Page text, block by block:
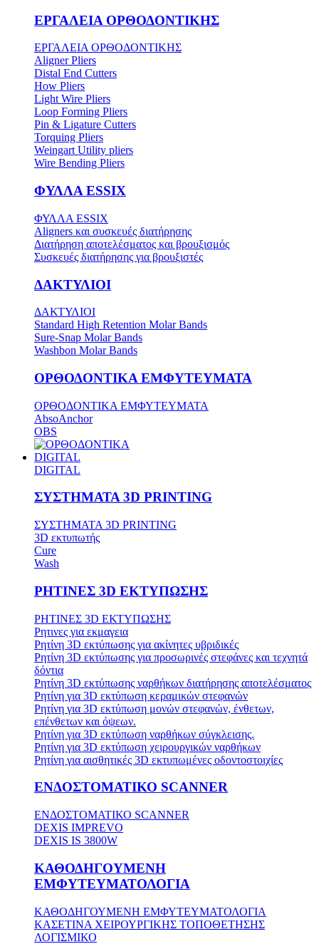
ΕΡΓΑΛΕΙΑ ΟΡΘΟΔΟΝΤΙΚΗΣ
ΕΡΓΑΛΕΙΑ ΟΡΘΟΔΟΝΤΙΚΗΣ
Aligner Pliers
Distal End Cutters
How Pliers
Light Wire Pliers
Loop Forming Pliers
Pin & Ligature Cutters
Torquing Pliers
Weingart Utility pliers
Wire Bending Pliers
ΦΥΛΛΑ ESSIX
ΦΥΛΛΑ ESSIX
Aligners και συσκευές διατήρησης
Διατήρηση αποτελέσματος και βρουξισμός
Συσκευές διατήρησης για βρουξιστές
ΔΑΚΤΥΛΙΟΙ
ΔΑΚΤΥΛΙΟΙ
Standard High Retention Molar Bands
Sure-Snap Molar Bands
Washbon Molar Bands
ΟΡΘΟΔΟΝΤΙΚΑ ΕΜΦΥΤΕΥΜΑΤΑ
ΟΡΘΟΔΟΝΤΙΚΑ ΕΜΦΥΤΕΥΜΑΤΑ
AbsoAnchor
OBS
DIGITAL
DIGITAL
ΣΥΣΤΗΜΑΤΑ 3D PRINTING
ΣΥΣΤΗΜΑΤΑ 3D PRINTING
3D εκτυπωτής
Cure
Wash
ΡΗΤΙΝΕΣ 3D ΕΚΤΥΠΩΣΗΣ
ΡΗΤΙΝΕΣ 3D ΕΚΤΥΠΩΣΗΣ
Ρητινες για εκμαγεια
Ρητίνη 3D εκτύπωσης για ακίνητες υβριδικές
Ρητίνη 3D εκτύπωσης για προσωρινές στεφάνες και τεχνητά
δόντια
Ρητίνη 3D εκτύπωσης ναρθήκων διατήρησης αποτελέσματος
Ρητίνη για 3D εκτύπωση κεραμικών στεφανών
Ρητίνη για 3D εκτύπωση μονών στεφανών, ένθετων,
επένθετων και όψεων.
Ρητίνη για 3D εκτύπωση ναρθήκων σύγκλεισης.
Ρητίνη για 3D εκτύπωση χειρουργικών ναρθήκων
Ρητίνη για αισθητικές 3D εκτυπωμένες οδοντοστοιχίες
ΕΝΔΟΣΤΟΜΑΤΙΚΟ SCANNER
ΕΝΔΟΣΤΟΜΑΤΙΚΟ SCANNER
DEXIS IMPREVO
DEXIS IS 3800W
ΚΑΘΟΔΗΓΟΥΜΕΝΗ
ΕΜΦΥΤΕΥΜΑΤΟΛΟΓΙΑ
ΚΑΘΟΔΗΓΟΥΜΕΝΗ ΕΜΦΥΤΕΥΜΑΤΟΛΟΓΙΑ
ΚΑΣΕΤΙΝΑ ΧΕΙΡΟΥΡΓΙΚΗΣ ΤΟΠΟΘΕΤΗΣΗΣ
ΛΟΓΙΣΜΙΚΟ